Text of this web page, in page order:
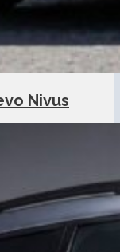
Nivus